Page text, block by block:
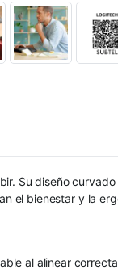
Su diseño
el bienestar y la
al alinear